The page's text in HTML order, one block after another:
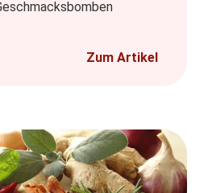
Zum Artikel